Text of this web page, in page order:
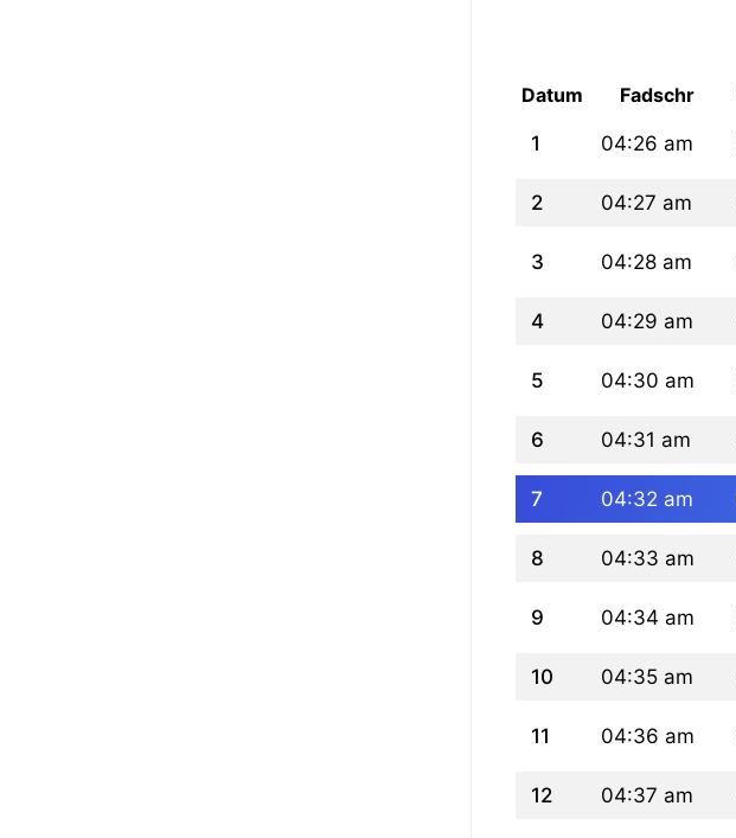
Datum Fadschr
1 04:26 am
2 04:27 am
3 04:28 am
4 04:29 am
5 04:30 am
6 04:31 am
7 04:32 am
8 04:33 am
9 04:34 am
10 04:35 am
11 04:36 am
12 04:37 am